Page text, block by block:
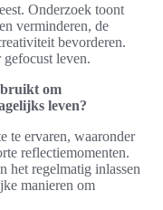
Onderzoek toont
verminderen, de
bevorderen.
leven.
om
leven?
te ervaren, waaronder
reflectiemomenten.
het regelmatig inlassen
manieren om